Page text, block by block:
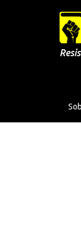
Pular para o